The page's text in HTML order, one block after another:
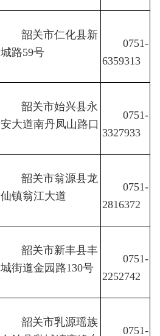
韶关市仁化县新
城路59号
0751-
6359313
韶关市始兴县永
安大道南丹凤山路口
0751-
3327933
韶关市翁源县龙
仙镇翁江大道
0751-
2816372
韶关市新丰县丰
城街道金园路130号
0751-
2252742
韶关市乳源瑶族
0751-